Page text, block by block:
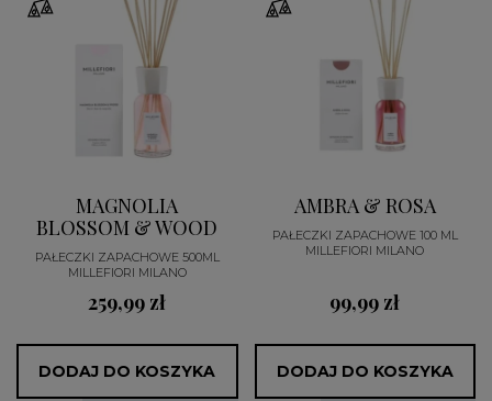
MAGNOLIA
BLOSSOM & WOOD
PAŁECZKI ZAPACHOWE 500ML
MILLEFIORI MILANO
259,99 zł
DODAJ DO KOSZYKA
AMBRA & ROSA
PAŁECZKI ZAPACHOWE 100 ML
MILLEFIORI MILANO
99,99 zł
DODAJ DO KOSZYKA